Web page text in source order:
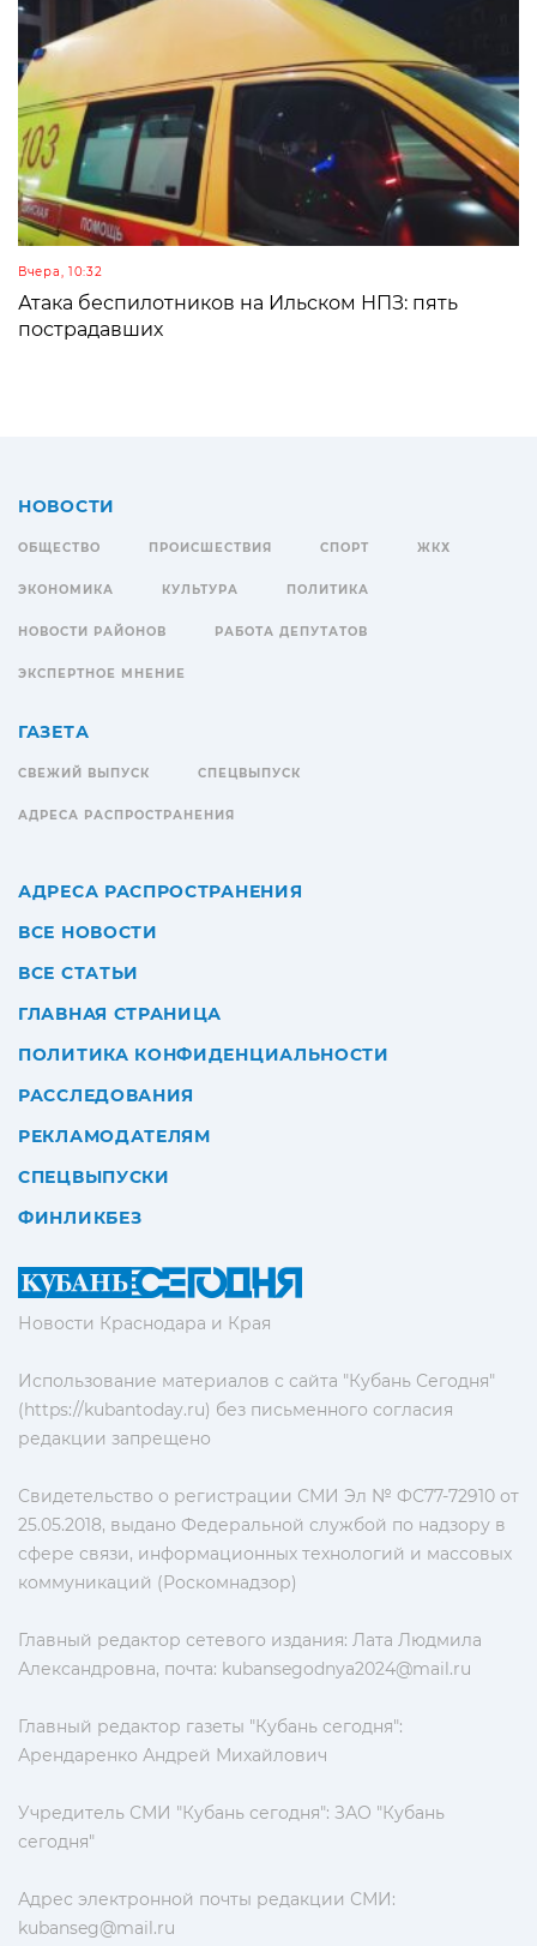
Вчера, 10:32
Атака беспилотников на Ильском НПЗ: пять
пострадавших
Новости Краснодара и Края
Использование материалов с сайта "Кубань Сегодня"
(https://kubantoday.ru) без письменного согласия
редакции запрещено
Свидетельство о регистрации СМИ Эл № ФС77-72910 от
25.05.2018, выдано Федеральной службой по надзору в
сфере связи, информационных технологий и массовых
коммуникаций (Роскомнадзор)
Главный редактор сетевого издания: Лата Людмила
Александровна, почта: kubansegodnya2024@mail.ru
Главный редактор газеты "Кубань сегодня":
Арендаренко Андрей Михайлович
Учредитель СМИ "Кубань сегодня": ЗАО "Кубань
сегодня"
Адрес электронной почты редакции СМИ:
kubanseg@mail.ru
НОВОСТИ
ОБЩЕСТВО ПРОИСШЕСТВИЯ СПОРТ ЖКХ
ЭКОНОМИКА КУЛЬТУРА ПОЛИТИКА
НОВОСТИ РАЙОНОВ РАБОТА ДЕПУТАТОВ
ЭКСПЕРТНОЕ МНЕНИЕ
ГАЗЕТА
СВЕЖИЙ ВЫПУСК СПЕЦВЫПУСК
АДРЕСА РАСПРОСТРАНЕНИЯ
АДРЕСА РАСПРОСТРАНЕНИЯ
ВСЕ НОВОСТИ
ВСЕ СТАТЬИ
ГЛАВНАЯ СТРАНИЦА
ПОЛИТИКА КОНФИДЕНЦИАЛЬНОСТИ
РАССЛЕДОВАНИЯ
РЕКЛАМОДАТЕЛЯМ
СПЕЦВЫПУСКИ
ФИНЛИКБЕЗ